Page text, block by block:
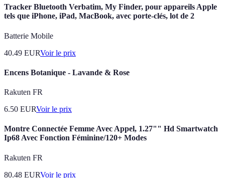
Tracker Bluetooth Verbatim, My Finder, pour appareils Apple
tels que iPhone, iPad, MacBook, avec porte-clés, lot de 2
Batterie Mobile
40.49 EURVoir le prix
Encens Botanique - Lavande & Rose
Rakuten FR
6.50 EURVoir le prix
Montre Connectée Femme Avec Appel, 1.27"" Hd Smartwatch
Ip68 Avec Fonction Féminine/120+ Modes
Rakuten FR
80.48 EURVoir le prix